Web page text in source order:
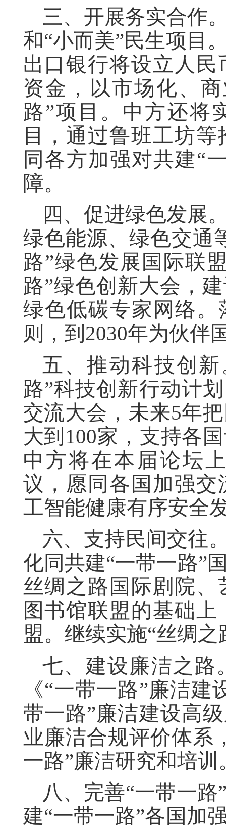
三、开展务实合作
和“小而美”民生项目
出口银行将设立人
资金，以市场化、
路”项目。中方还将
目，通过鲁班工坊
同各方加强对共建“
障。
四、促进绿色发展
绿色能源、绿色交通
路”绿色发展国际联
路”绿色创新大会，
绿色低碳专家网络。
则，到2030年为伙伴
五、推动科技创
路”科技创新行动计
交流大会，未来5年
大到100家，支持各
中方将在本届论坛
议，愿同各国加强
工智能健康有序安全
六、支持民间交往
化同共建“一带一路”
丝绸之路国际剧院
图书馆联盟的基础
盟。继续实施“丝绸
七、建设廉洁之路
《“一带一路”廉洁
带一路”廉洁建设高
业廉洁合规评价体系
一路”廉洁研究和培训
八、完善“一带一
建“一带一路”各国加